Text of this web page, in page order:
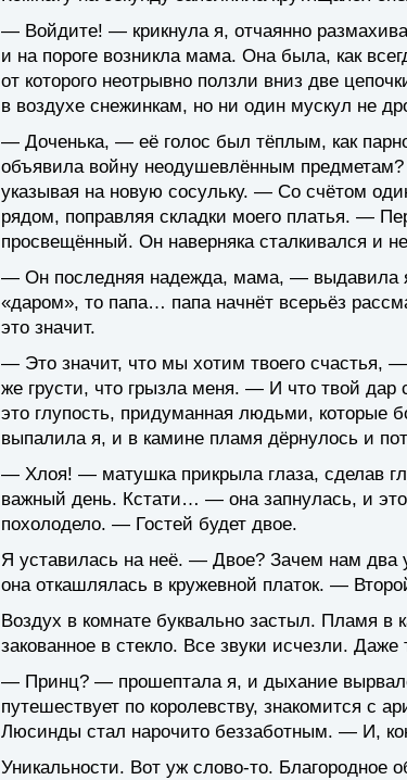
— Войдите! — крикнула я, отчаянно
и на пороге возникла мама. Она была, как
от которого неотрывно ползли вниз две
в воздухе снежинкам, но ни один мускул не
— Доченька, — её голос был тёплым, как
объявила войну неодушевлённым
указывая на новую сосульку. — Со счётом
рядом, поправляя складки моего платья. —
просвещённый. Он наверняка сталкивался и
— Он последняя надежда, мама, — выдавила
«даром», то папа… папа начнёт всерьёз
это значит.
— Это значит, что мы хотим твоего счастья,
же грусти, что грызла меня. — И что твой
это глупость, придуманная людьми, которые
выпалила я, и в камине пламя дёрнулось и
— Хлоя! — матушка прикрыла глаза, сделав
важный день. Кстати… — она запнулась, и
похолодело. — Гостей будет двое.
Я уставилась на неё. — Двое? Зачем нам
она откашлялась в кружевной платок. —
Воздух в комнате буквально застыл. Пламя в
закованное в стекло. Все звуки исчезли.
— Принц? — прошептала я, и дыхание
путешествует по королевству, знакомится с
Люсинды стал нарочито беззаботным. — И,
Уникальности. Вот уж слово-то. Благородное